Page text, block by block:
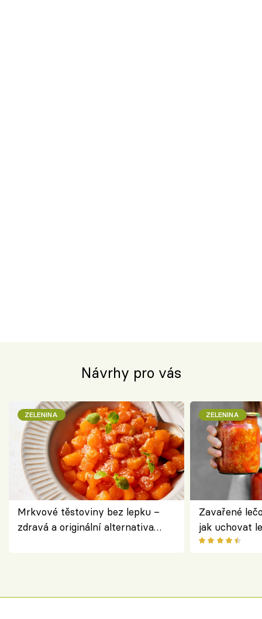
Návrhy pro vás
ZELENINA
Mrkvové těstoviny bez lepku –
zdravá a originální alternativa
ZELENINA
Zavařené
jak uchovat